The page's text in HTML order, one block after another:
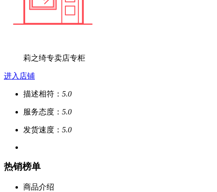
莉之绮专卖店专柜
进入店铺
描述相符： 5.0
服务态度： 5.0
发货速度： 5.0
热销榜单
商品介绍